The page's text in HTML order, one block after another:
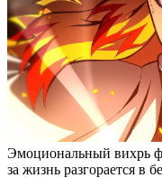
Эмоциональный вихрь
за жизнь разгорается в